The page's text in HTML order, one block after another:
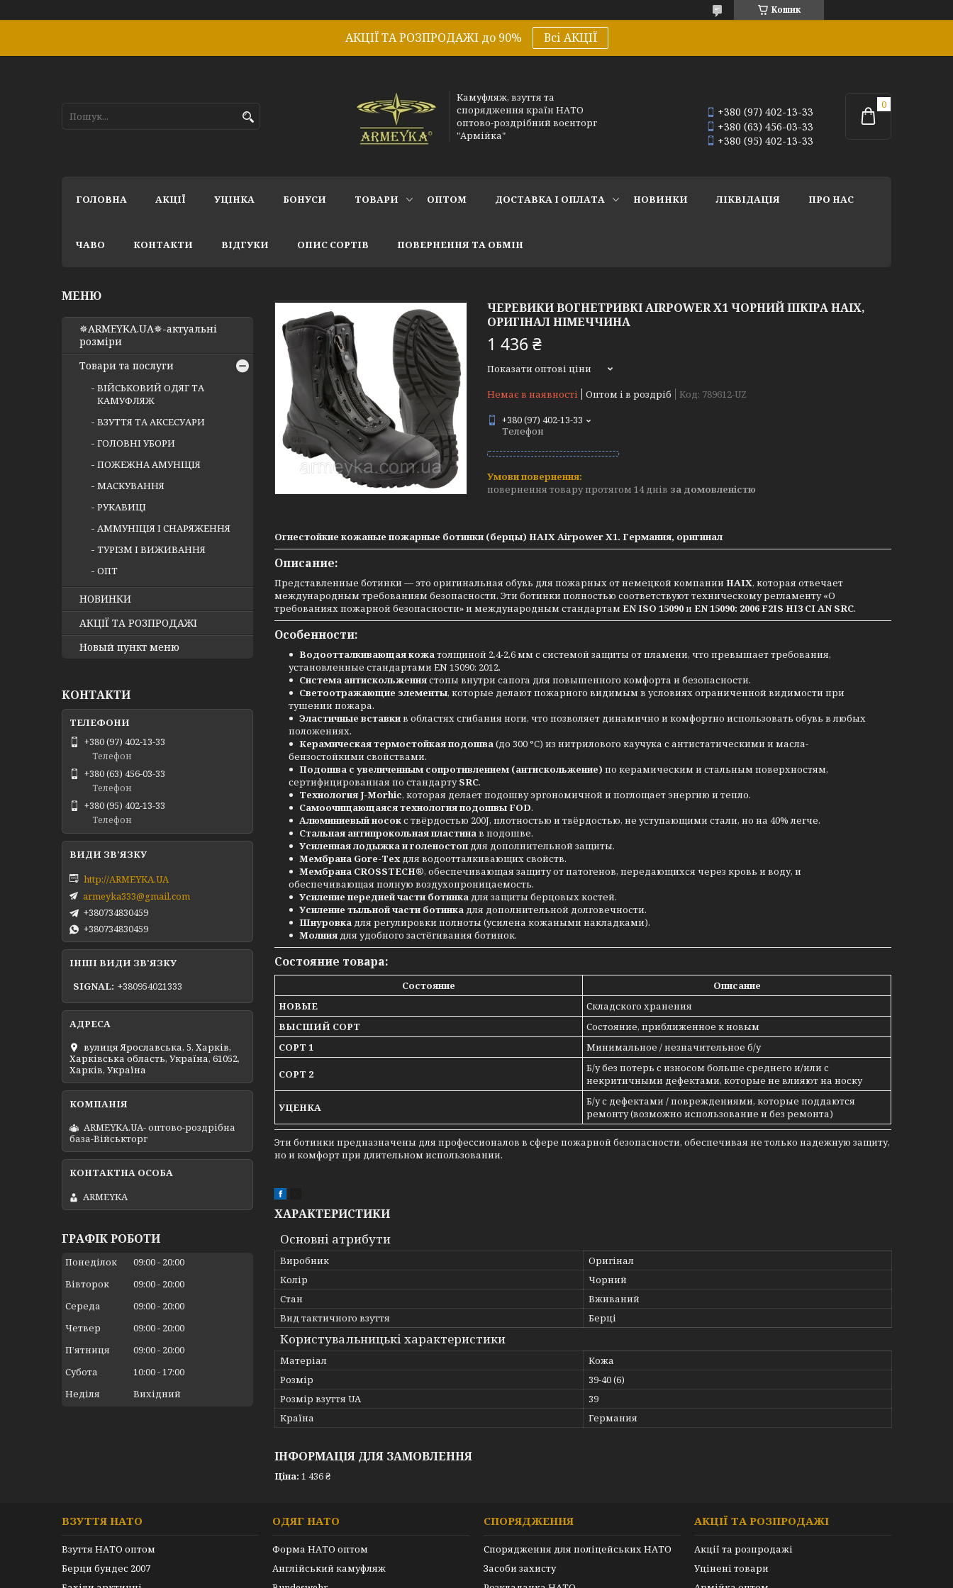
Кошик
АКЦІЇ ТА РОЗПРОДАЖІ до 90% Всі АКЦІЇ
Камуфляж, взуття та
спорядження країн НАТО
оптово-роздрібний воєнторг
"Армійка"
+380 (97) 402-13-33
+380 (63) 456-03-33
+380 (95) 402-13-33
ГОЛОВНА АКЦІЇ УЦІНКА БОНУСИ ТОВАРИ ОПТОМ ДОСТАВКА І ОПЛАТА НОВИНКИ ЛІКВІДАЦІЯ ПРО НАС
ЧАВО КОНТАКТИ ВІДГУКИ ОПИС СОРТІВ ПОВЕРНЕННЯ ТА ОБМІН
ЧЕРЕВИКИ ВОГНЕТРИВКІ AIRPOWER X1 ЧОРНИЙ ШКІРА HAIX,
ОРИГІНАЛ НІМЕЧЧИНА
1 436 ₴
Показати оптові ціни
Немає в наявності
Оптом і в роздріб Код: 789612-UZ
+380 (97) 402-13-33
Телефон
повернення товару протягом 14 днів за домовленістю
Огнестойкие кожаные пожарные ботинки (берцы) HAIX Airpower X1. Германия, оригинал
Описание:
Представленные ботинки — это оригинальная обувь для пожарных от немецкой компании HAIX, которая отвечает
международным требованиям безопасности. Эти ботинки полностью соответствуют техническому регламенту «О
требованиях пожарной безопасности» и международным стандартам EN ISO 15090и EN 15090: 2006 F2IS HI3 CI AN SRC.
Особенности:
Водоотталкивающая кожатолщиной 2,4-2,6 мм с системой защиты от пламени, что превышает требования,
установленные стандартами EN 15090: 2012.
Система антискольжениястопы внутри сапога для повышенного комфорта и безопасности.
Светоотражающие элементы, которые делают пожарного видимым в условиях ограниченной видимости при
тушении пожара.
Эластичные вставкив областях сгибания ноги, что позволяет динамично и комфортно использовать обувь в любых
положениях.
Керамическая термостойкая подошва(до 300 °C) из нитрилового каучука с антистатическими и масла-
бензостойкими свойствами.
Подошва с увеличенным сопротивлением (антискольжение) по керамическим и стальным поверхностям,
сертифицированная по стандартуSRC.
Технология J-Morhic, которая делает подошву эргономичной и поглощает энергию и тепло.
Самоочищающаяся технология подошвы FOD.
Алюминиевый носокс твёрдостью 200J, плотностью и твёрдостью, не уступающими стали, но на 40% легче.
Стальная антипрокольная пластинав подошве.
Усиленная лодыжка и голеностоп для дополнительной защиты.
Мембрана Gore-Texдля водоотталкивающих свойств.
Мембрана CROSSTECH®, обеспечивающая защиту от патогенов, передающихся через кровь и воду, и
обеспечивающая полную воздухопроницаемость.
Усиление передней части ботинка для защиты берцовых костей.
Усиление тыльной части ботинка для дополнительной долговечности.
Шнуровка для регулировки полноты (усилена кожаными накладками).
Молния для удобного застёгивания ботинок.
Состояние товара:
Состояние
Описание
НОВЫЕ
Складского хранения
ВЫСШИЙ СОРТ
Состояние, приближенное к новым
СОРТ 1
Минимальное / незначительное б/у
СОРТ 2
Б/у без потерь с износом больше среднего и/или с
некритичными дефектами, которые не влияют на носку
УЦЕНКА
Б/у с дефектами / повреждениями, которые поддаются
ремонту (возможно использование и без ремонта)
Эти ботинки предназначены для профессионалов в сфере пожарной безопасности, обеспечивая не только надежную защиту,
но и комфорт при длительном использовании.
ХАРАКТЕРИСТИКИ
Основні атрибути
Виробник
Оригінал
Колір
Чорний
Стан
Вживаний
Вид тактичного взуття
Берці
Користувальницькі характеристики
Матеріал
Кожа
Розмір
39-40 (6)
Розмір взуття UA
39
Країна
Германия
ІНФОРМАЦІЯ ДЛЯ ЗАМОВЛЕННЯ
Ціна: 1 436 ₴
✵ARMEYKA.UA✵-актуальні
розміри
Товари та послуги
ВІЙСЬКОВИЙ ОДЯГ ТА
КАМУФЛЯЖ
ВЗУТТЯ ТА АКСЕСУАРИ
ГОЛОВНІ УБОРИ
ПОЖЕЖНА АМУНІЦІЯ
МАСКУВАННЯ
РУКАВИЦІ
АММУНІЦІЯ І СНАРЯЖЕННЯ
ТУРІЗМ І ВИЖИВАННЯ
ОПТ
НОВИНКИ
АКЦІЇ ТА РОЗПРОДАЖІ
Новый пункт меню
КОНТАКТИ
+380 (97) 402-13-33
Телефон
+380 (63) 456-03-33
Телефон
+380 (95) 402-13-33
Телефон
http://ARMEYKA.UA
armeyka333@gmail.com
+380734830459
+380734830459
ІНШІ ВИДИ ЗВ'ЯЗКУ
SIGNAL +380954021333
вулиця Ярославська, 5, Харків,
Харківська область, Україна, 61052,
Харків, Україна
ARMEYKA.UA- оптово-роздрібна
база-Військторг
ARMEYKA
ГРАФІК РОБОТИ
Понеділок 09:00
20:00
Вівторок
09:00
20:00
Середа
09:00
20:00
Четвер
09:00
20:00
Пʼятниця
09:00
20:00
Субота
10:00 17:00
Неділя
Вихідний
ВЗУТТЯ НАТО
Взуття НАТО оптом
Берци бундес 2007
ОДЯГ НАТО
Форма НАТО оптом
Англійський камуфляж
СПОРЯДЖЕННЯ
Спорядження для поліцейських НАТО
Засоби захисту
АКЦІЇ ТА РОЗПРОДАЖІ
Акції та розпродажі
Уцінені товари